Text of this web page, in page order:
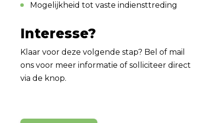
Mogelijkheid tot vaste indiensttreding
Interesse?
Klaar voor deze volgende stap? Bel of mail
ons voor meer informatie of solliciteer direct
via de knop.